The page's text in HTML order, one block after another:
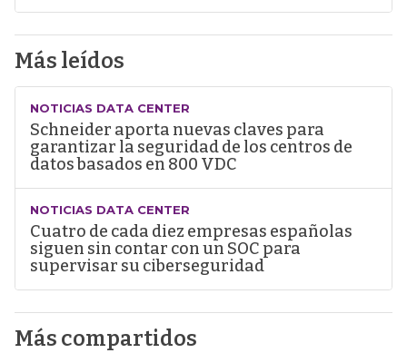
Más leídos
NOTICIAS DATA CENTER
Schneider aporta nuevas claves para
garantizar la seguridad de los centros de
datos basados en 800 VDC
NOTICIAS DATA CENTER
Cuatro de cada diez empresas españolas
siguen sin contar con un SOC para
supervisar su ciberseguridad
Más compartidos